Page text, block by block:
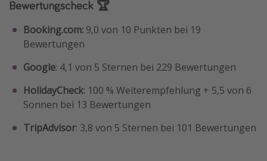
Bewertungscheck 🏆
Booking.com: 9,0 von 10 Punkten bei 19
Bewertungen
Google: 4,1 von 5 Sternen bei 229 Bewertungen
HolidayCheck: 100 % Weiterempfehlung + 5,5 von 6
Sonnen bei 13 Bewertungen
TripAdvisor: 3,8 von 5 Sternen bei 101 Bewertungen